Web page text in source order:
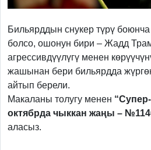
Бильярддын снукер түрү боюнча
болсо, ошонун бири – Жадд
агрессивдүүлүгү менен
жашынан бери бильярдда
айтып берели.
Макаланы толугу менен
октябрда чыккан жаңы –
аласыз.